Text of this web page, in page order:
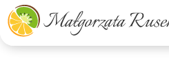
Małgorzata Rusek - dietetyk z pasją
Dietetyka kliniczna & Psychodietetyka